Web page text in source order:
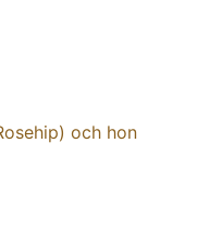
och hon